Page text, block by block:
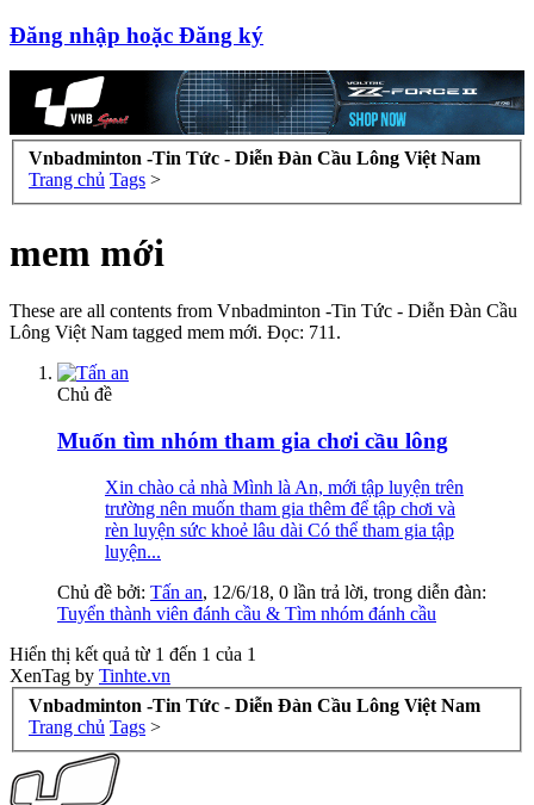
Đăng nhập hoặc Đăng ký
Vnbadminton -Tin Tức - Diễn Đàn Cầu Lông Việt Nam
Trang chủ Tags >
mem mới
These are all contents from Vnbadminton -Tin Tức - Diễn Đàn Cầu
Lông Việt Nam tagged mem mới. Đọc: 711.
Chủ đề
Muốn tìm nhóm tham gia chơi cầu lông
Xin chào cả nhà Mình là An, mới tập luyện trên
trường nên muốn tham gia thêm để tập chơi và
rèn luyện sức khoẻ lâu dài Có thể tham gia tập
luyện...
Chủ đề bởi: Tấn an, 12/6/18, 0 lần trả lời, trong diễn đàn:
Tuyển thành viên đánh cầu & Tìm nhóm đánh cầu
Hiển thị kết quả từ 1 đến 1 của 1
XenTag by Tinhte.vn
Vnbadminton -Tin Tức - Diễn Đàn Cầu Lông Việt Nam
Trang chủ Tags >